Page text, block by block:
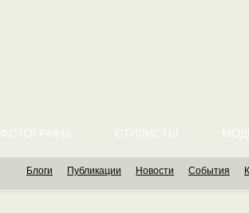
ФОТОГРАФЫ СТИЛИСТЫ
Блоги Публикации Новости События